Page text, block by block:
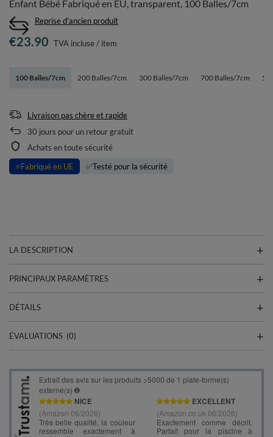
Enfant Bébé Fabriqué en EU, transparent, 100 Balles/7cm
Reprise d'ancien produit
100 Balles/7cm 200 Balles/7cm 300 Balles/7cm 700 Balles/7cm 50
€23.90 TVA incluse/ item
Livraison pas chère et rapide
30 jours pour un retour gratuit
Achats en toute sécurité
⭐Fabriqué en UE ✅Testé pour la sécurité
LA DESCRIPTION
PRINCIPAUX PARAMÈTRES
DÉTAILS
ÉVALUATIONS (0)